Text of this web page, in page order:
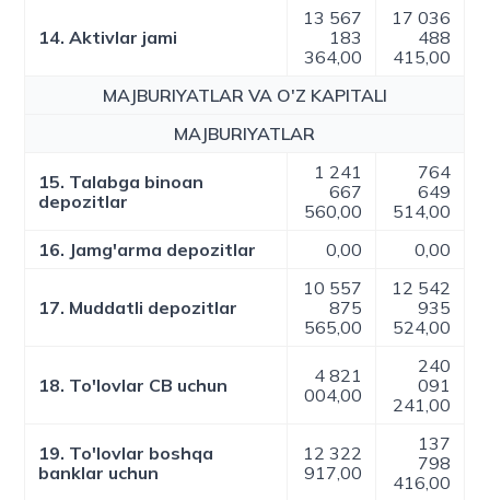
14. Aktivlar jami
13 567
183
364,00
17 036
488
415,00
MAJBURIYATLAR VA O'Z KAPITALI
MAJBURIYATLAR
15. Talabga binoan
depozitlar
1 241
667
560,00
764
649
514,00
16. Jamg'arma depozitlar
0,00 0,00
17. Muddatli depozitlar
10 557
875
565,00
12 542
935
524,00
18. To'lovlar CB uchun
4 821
004,00
240
091
241,00
19. To'lovlar boshqa
banklar uchun
12 322
917,00
137
798
416,00